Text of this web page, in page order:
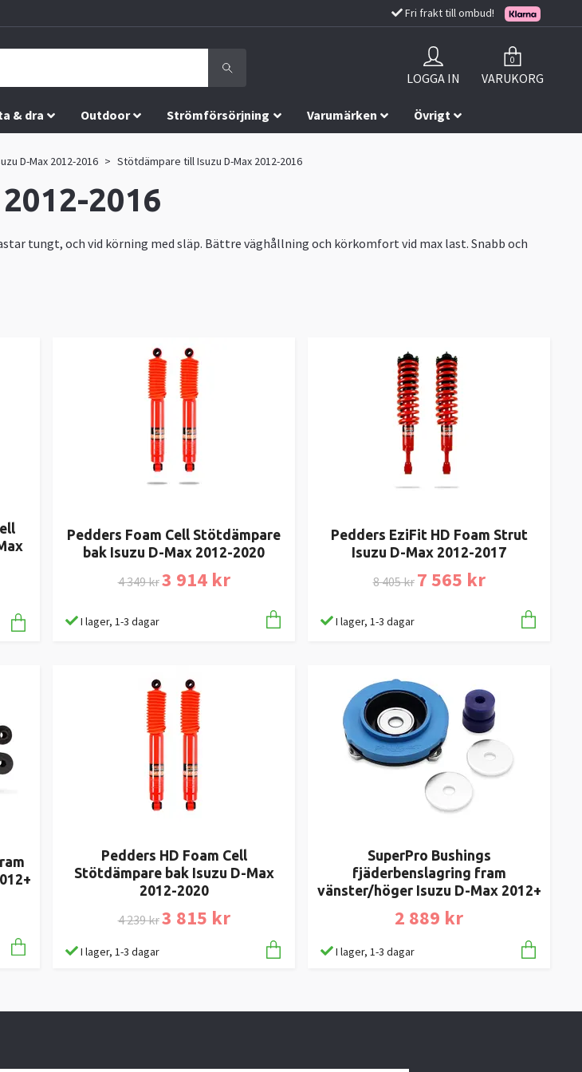
Fri frakt till ombud!
LOGGA IN
0
VARUKORG
& dra Outdoor Strömförsörjning Varumärken Övrigt
D-Max 2012-2016 Stötdämpare till Isuzu D-Max 2012-2016
2016
tungt, och vid körning med släp. Bättre väghållning och körkomfort vid max last. Snabb och
Pedders Foam Cell Stötdämpare
bak Isuzu D-Max 2012-2020
4 349 kr3 914 kr
I lager, 1-3 dagar
Pedders EziFit HD Foam Strut
Isuzu D-Max 2012-2017
8 405 kr 7 565 kr
I lager, 1-3 dagar
Pedders HD Foam Cell
Stötdämpare bak Isuzu D-Max
2012-2020
4 239 kr3 815 kr
I lager, 1-3 dagar
SuperPro Bushings
fjäderbenslagring fram
vänster/höger Isuzu D-Max 2012+
2 889 kr
I lager, 1-3 dagar